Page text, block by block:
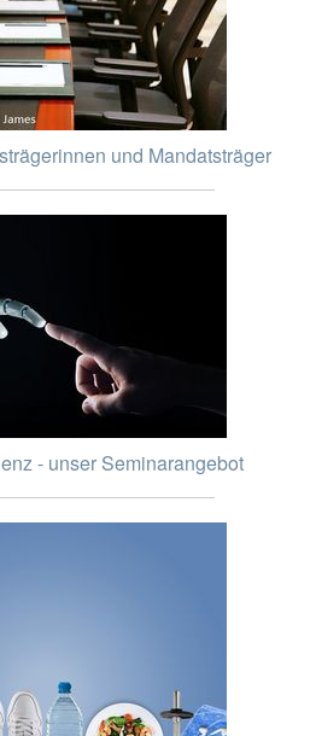
und Mandatsträger
- unser Seminarangebot